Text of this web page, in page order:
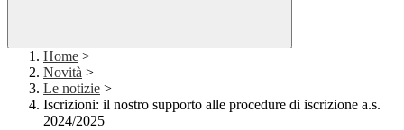
Home >
Novità >
Le notizie >
Iscrizioni: il nostro supporto alle procedure di iscrizione a.s.
2024/2025